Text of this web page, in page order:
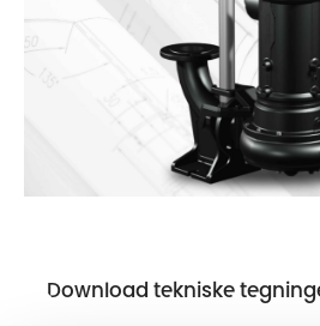
Download tekniske